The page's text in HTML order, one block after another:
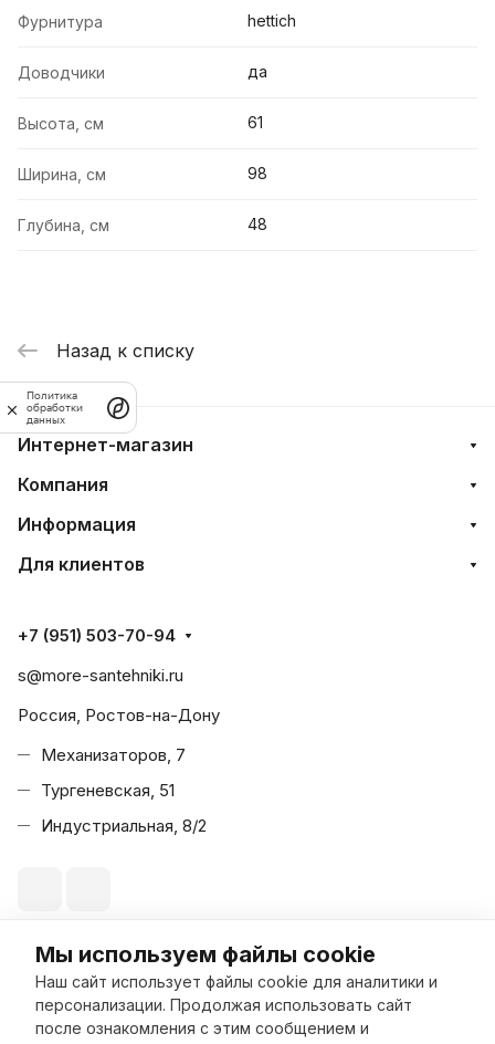
Мы используем файлы cookie
Наш сайт использует файлы cookie для аналитики и
персонализации. Продолжая использовать сайт
после ознакомления с этим сообщением и
Фурнитура hettich
Доводчики да
Высота, см 61
Ширина, см 98
Глубина, см 48
Назад к списку
Интернет-магазин
Компания
Информация
Для клиентов
+7 (951) 503-70-94
s@more-santehniki.ru
Россия, Ростов-на-Дону
Механизаторов, 7
Тургеневская, 51
Индустриальная, 8/2
© 2026 Море Сантехники
Политика
обработки
данных